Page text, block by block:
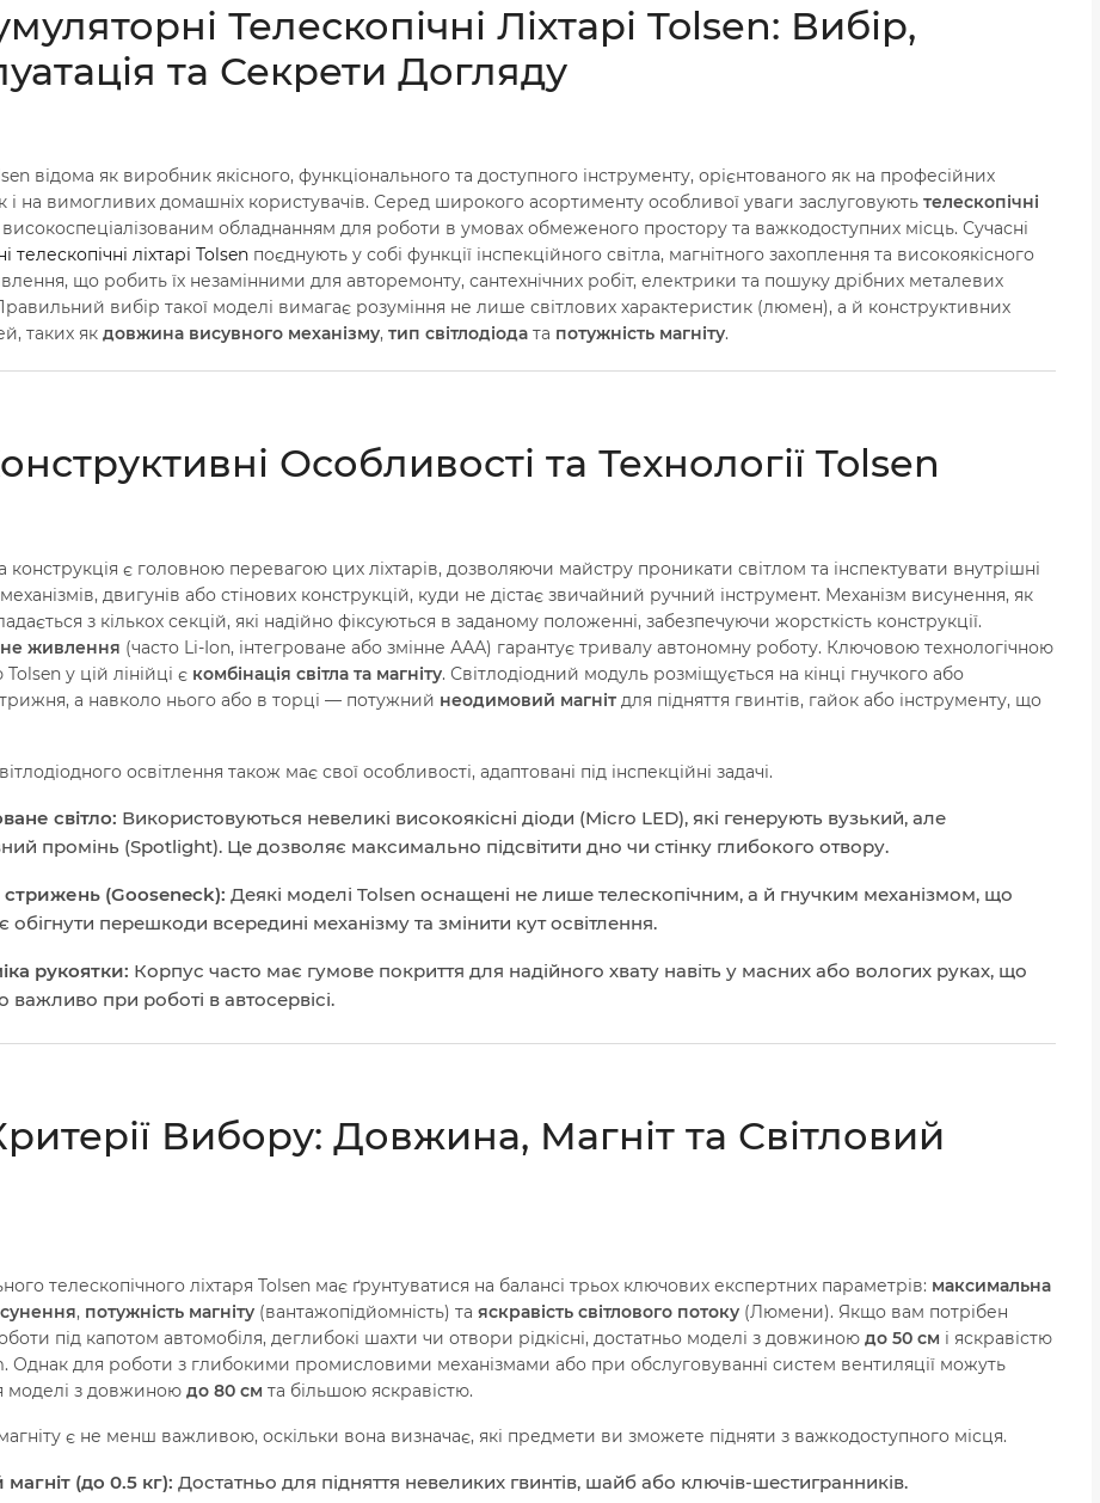
Телескопічні Ліхтарі Tolsen: Вибір,
та Секрети Догляду
відома як виробник якісного, функціонального та доступного інструменту, орієнтованого як на професійних
і на вимогливих домашніх користувачів. Серед широкого асортименту особливої уваги заслуговують телескопічні
високоспеціалізованим обладнанням для роботи в умовах обмеженого простору та важкодоступних місць. Сучасні
телескопічні ліхтарі Tolsen поєднують у собі функції інспекційного світла, магнітного захоплення та високоякісного
що робить їх незамінними для авторемонту, сантехнічних робіт, електрики та пошуку дрібних металевих
вибір такої моделі вимагає розуміння не лише світлових характеристик (люмен), а й конструктивних
таких як довжина висувного механізму, тип світлодіода та потужність магніту.
Особливості та Технології Tolsen
конструкція є головною перевагою цих ліхтарів, дозволяючи майстру проникати світлом та інспектувати внутрішні
двигунів або стінових конструкцій, куди не дістає звичайний ручний інструмент. Механізм висунення, як
з кількох секцій, які надійно фіксуються в заданому положенні, забезпечуючи жорсткість конструкції.
живлення (часто Li-Ion, інтегроване або змінне ААА) гарантує тривалу автономну роботу. Ключовою технологічною
у цій лінійці є комбінація світла та магніту. Світлодіодний модуль розміщується на кінці гнучкого або
а навколо нього або в торці — потужний неодимовий магніт для підняття гвинтів, гайок або інструменту, що
освітлення також має свої особливості, адаптовані під інспекційні задачі.
світло: Використовуються невеликі високоякісні діоди (Micro LED), які генерують вузький, але
промінь (Spotlight). Це дозволяє максимально підсвітити дно чи стінку глибокого отвору.
стрижень (Gooseneck): Деякі моделі Tolsen оснащені не лише телескопічним, а й гнучким механізмом, що
обігнути перешкоди всередині механізму та змінити кут освітлення.
рукоятки: Корпус часто має гумове покриття для надійного хвату навіть у масних або вологих руках, що
важливо при роботі в автосервісі.
Вибору: Довжина, Магніт та Світловий
телескопічного ліхтаря Tolsen має ґрунтуватися на балансі трьох ключових експертних параметрів: максимальна
, потужність магніту (вантажопідйомність) та яскравість світлового потоку (Люмени). Якщо вам потрібен
під капотом автомобіля, деглибокі шахти чи отвори рідкісні, достатньо моделі з довжиною до 50 см і яскравістю
Однак для роботи з глибокими промисловими механізмами або при обслуговуванні систем вентиляції можуть
моделі з довжиною до 80 см та більшою яскравістю.
є не менш важливою, оскільки вона визначає, які предмети ви зможете підняти з важкодоступного місця.
(до 0.5 кг): Достатньо для підняття невеликих гвинтів, шайб або ключів-шестигранників.